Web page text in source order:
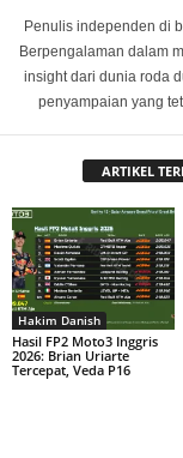
Penulis independen di
Berpengalaman dalam
insight dari dunia roda
penyampaian yang
ARTIKEL
Hakim Danish
Hasil FP2 Moto3 Inggris
2026: Brian Uriarte
Tercepat, Veda P16